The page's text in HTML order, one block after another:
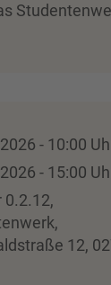
- 10:00
- 15:00
0.2.12,
12,